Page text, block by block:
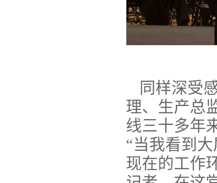
同样深受
理、生产总
线三十多年
“当我看到
现在的工作